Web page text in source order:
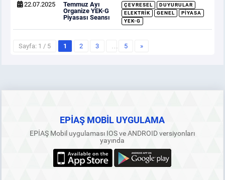
22.07.2025
Temmuz Ayı
Organize YEK-G
Piyasası Seansı
ÇEVRESEL
DUYURULAR
ELEKTRIK
GENEL
PIYASA
YEK-G
Sayfa: 1 / 5 1 2 3 … 5 »
EPİAŞ MOBİL UYGULAMA
EPİAŞ Mobil uygulaması IOS ve ANDROID versiyonları
yayında